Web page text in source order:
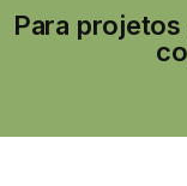
Para